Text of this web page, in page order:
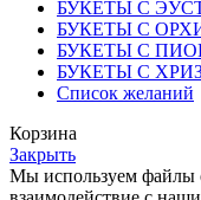
БУКЕТЫ С
БУКЕТЫ С
БУКЕТЫ С
БУКЕТЫ С
Список желаний
Корзина
Закрыть
Мы используем файлы